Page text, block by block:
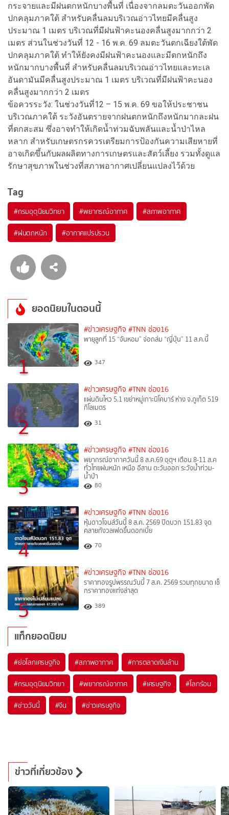
กระจายและมีฝนตกหนักบางพื้นที่ เนื่องจากลมตะวันออกพัด
ปกคลุมภาคใต้ สำหรับคลื่นลมบริเวณอ่าวไทยมีคลื่นสูง
ประมาณ 1 เมตร บริเวณที่มีฝนฟ้าคะนองคลื่นสูงมากกว่า 2
เมตร ส่วนในช่วงวันที่ 12 - 16 พ.ค. 69 ลมตะวันตกเฉียงใต้พัด
ปกคลุมภาคใต้ ทำให้ยังคงมีฝนฟ้าคะนองและมีตกหนักถึง
หนักมากบางพื้นที่ สำหรับคลื่นลมบริเวณอ่าวไทยและทะเล
อันดามันมีคลื่นสูงประมาณ 1 เมตร บริเวณที่มีฝนฟ้าคะนอง
คลื่นสูงมากกว่า 2 เมตร
ข้อควรระวัง: ในช่วงวันที่12 – 15 พ.ค. 69 ขอให้ประชาชน
บริเวณภาคใต้ ระวังอันตรายจากฝนตกหนักถึงหนักมากละฝน
ที่ตกสะสม ซึ่งอาจทำให้เกิดน้ำท่วมฉับพลันและน้ำป่าไหล
หลาก สำหรับเกษตรกรควรเตรียมการป้องกันความเสียหายที่
อาจเกิดขึ้นกับผลผลิตทางการเกษตรและสัตว์เลี้ยง รวมทั้งดูแล
รักษาสุขภาพในช่วงที่สภาพอากาศเปลี่ยนแปลงไว้ด้วย
Tag
#กรมอุตุนิยมวิทยา #พยากรณ์อากาศ #สภาพอากาศ
#ฝนตกหนัก #อากาศแปรปรวน
ยอดนิยมในตอนนี้
1
#ข่าวเศรษฐกิจ #TNN ช่อง16
พายุลูกที่ 15 “จันหอม” จ่อถล่ม “ญี่ปุ่น” 11 ส.ค.นี้
347
2
#ข่าวเศรษฐกิจ #TNN ช่อง16
แผ่นดินไหว 5.1 เขย่าหมู่เกาะนิโคบาร์ ห่าง จ.ภูเก็ต 519
กิโลเมตร
31
3
#ข่าวเศรษฐกิจ #TNN ช่อง16
พยากรณ์อากาศวันนี้ 8 ส.ค.69 อุตุฯ เตือน 8-11 ส.ค
ทั่วไทยฝนหนัก เหนือ อีสาน ตะวันออก ระวังน้ำท่วม-
น้ำป่า
80
4
#ข่าวเศรษฐกิจ #TNN ช่อง16
หุ้นดาวโจนส์วันนี้ 8 ส.ค. 2569 ปิดบวก 151.83 จุด
คลายกังวลเฟดขึ้นดอกเบี้ย
70
5
#ข่าวเศรษฐกิจ #TNN ช่อง16
ราคาทองรูปพรรณวันนี้ 7 ส.ค. 2569 รวมทุกขนาด เช็
กราคาทองแท่งล่าสุด
389
แท็กยอดนิยม
#ย่อโลกเศรษฐกิจ #สภาพอากาศ #การตลาดเงินล้าน
#กรมอุตุนิยมวิทยา #พยากรณ์อากาศ #เศรษฐกิจ #โลกร้อน
#ข่าววันนี้ #จีน #ข่าวเศรษฐกิจ
ข่าวที่เกี่ยวข้อง